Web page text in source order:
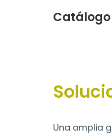
Catálogo
Una amplia